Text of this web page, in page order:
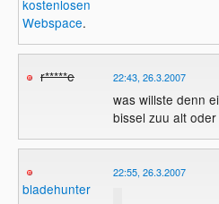
kostenlosen
Webspace.
r*****e 22:43, 26.3.2007
was willste denn
bissel zuu alt oder
bladehunter
22:55, 26.3.2007